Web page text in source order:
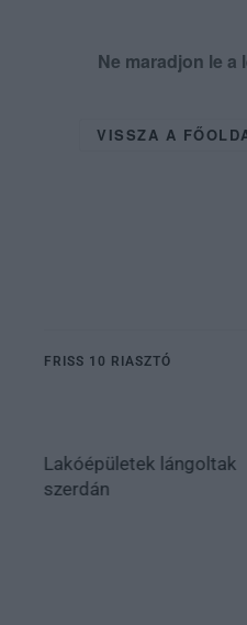
Ne maradjon le
VISSZA A
FRISS 10 RIASZTÓ
Lakóépületek lángoltak
szerdán